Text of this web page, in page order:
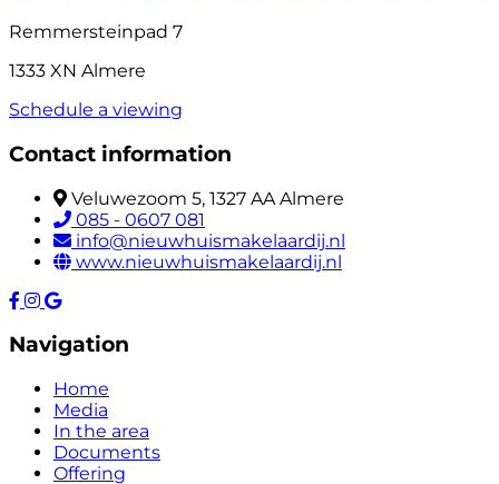
Remmersteinpad 7
1333 XN Almere
Schedule a viewing
Contact information
Veluwezoom 5, 1327 AA Almere
085 - 0607 081
info@nieuwhuismakelaardij.nl
www.nieuwhuismakelaardij.nl
Navigation
Home
Media
In the area
Documents
Offering